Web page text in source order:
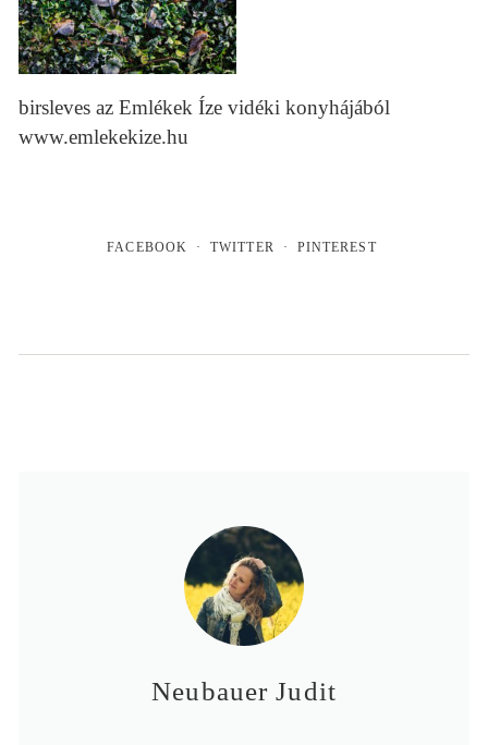
birsleves az Emlékek Íze vidéki konyhájából
www.emlekekize.hu
FACEBOOK TWITTER PINTEREST
Neubauer Judit